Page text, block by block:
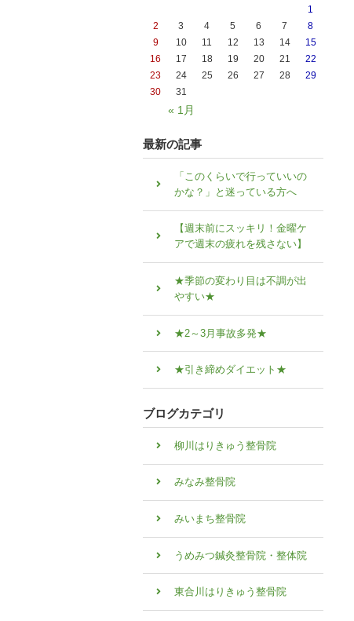
« 1月
1
2
3 4 5 6 7
8
9
10 11 12 13 14
15
16
17 18 19 20 21
22
23
24 25 26 27 28
29
30
31
最新の記事
「このくらいで行っていいの
かな？」と迷っている方へ
【週末前にスッキリ！金曜ケ
アで週末の疲れを残さない】
★季節の変わり目は不調が出
やすい★
★2～3月事故多発★
★引き締めダイエット★
ブログカテゴリ
柳川はりきゅう整骨院
みなみ整骨院
みいまち整骨院
うめみつ鍼灸整骨院・整体院
東合川はりきゅう整骨院